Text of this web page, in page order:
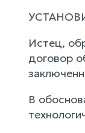
Истец,
договор
В